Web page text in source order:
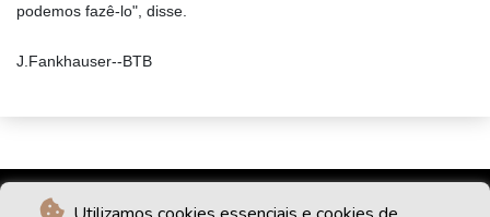
podemos fazê-lo", disse.
J.Fankhauser--BTB